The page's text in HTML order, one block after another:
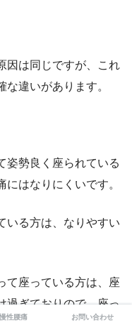
因は同じですが、これ
違いがあります。
姿勢良く座られている
はなりにくいです。
いる方は、なりやすい
て座っている方は、座
過ぎておりので、座っ
す。
慢性腰痛 お問い合わせ